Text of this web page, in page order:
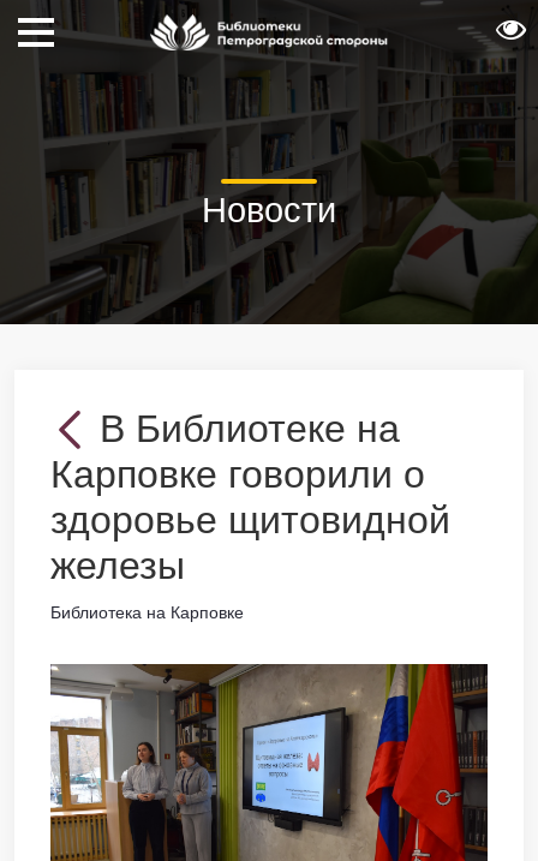
Новости
В Библиотеке на
Карповке говорили о
здоровье щитовидной
железы
Библиотека на Карповке